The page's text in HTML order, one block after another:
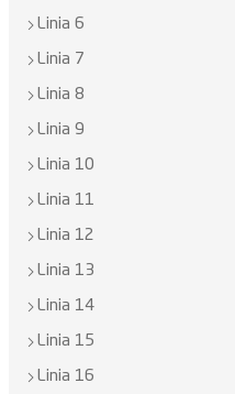
Linia 6
Linia 7
Linia 8
Linia 9
Linia 10
Linia 11
Linia 12
Linia 13
Linia 14
Linia 15
Linia 16